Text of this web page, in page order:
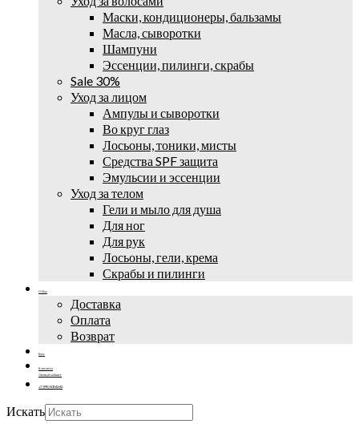
Маски, кондиционеры, бальзамы
Масла, сыворотки
Шампуни
Эссенции, пилинги, скрабы
Sale 30%
Уход за лицом
Ампулы и сыворотки
Во круг глаз
Лосьоны, тоники, мисты
Средства SPF защита
Эмульсии и эссенции
Уход за телом
Гели и мыло для душа
Для ног
Для рук
Лосьоны, гели, крема
Скрабы и пилинги
О Нас
Доставка
Оплата
Возврат
Блог
Контакты
Личный кабинет
+7 (995) 502-42-42
Искать